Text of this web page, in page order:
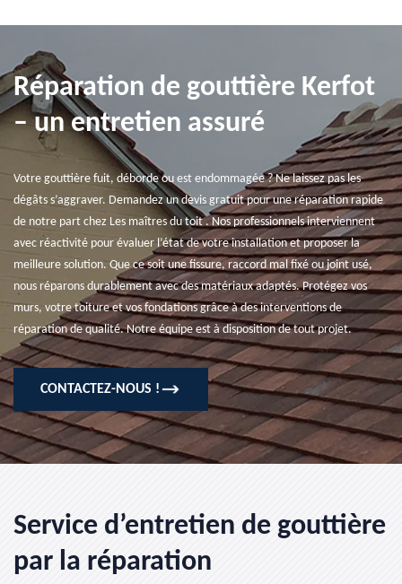
Réparation de gouttière Kerfot
– un entretien assuré
Votre gouttière fuit, déborde ou est endommagée ? Ne laissez pas les
dégâts s’aggraver. Demandez un devis gratuit pour une réparation rapide
de notre part chez Les maîtres du toit . Nos professionnels interviennent
avec réactivité pour évaluer l’état de votre installation et proposer la
meilleure solution. Que ce soit une fissure, raccord mal fixé ou joint usé,
nous réparons durablement avec des matériaux adaptés. Protégez vos
murs, votre toiture et vos fondations grâce à des interventions de
réparation de qualité. Notre équipe est à disposition de tout projet.
CONTACTEZ-NOUS !
Service d’entretien de gouttière
par la réparation